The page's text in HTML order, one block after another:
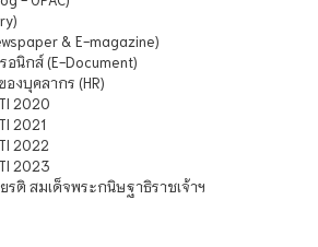
& E-magazine)
นิกส์ (E-Document)
งบุคลากร (HR)
2020
2021
2022
2023
รติ สมเด็จพระกนิษฐาธิราชเจ้าฯ